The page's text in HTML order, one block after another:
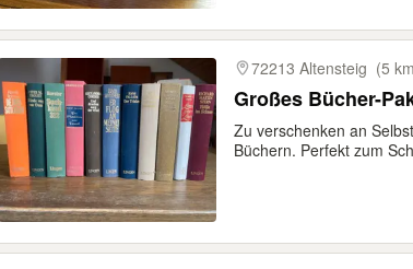
72213 Altensteig (5
Großes Bücher-
Zu verschenken an
Büchern. Perfekt zum